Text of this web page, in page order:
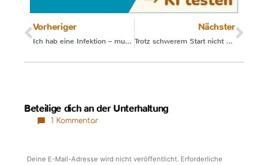
Vorheriger
Ich hab eine Infektion – muss ich abstillen?
Nächster
Trotz schwerem Start nicht aufgegeben
Beteilige dich an der Unterhaltung
1 Kommentar
Deine E-Mail-Adresse wird nicht veröffentlicht. Erforderliche